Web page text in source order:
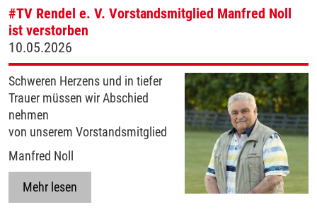
#TV Rendel e. V. Vorstandsmitglied Manfred Noll
ist verstorben
10.05.2026
Schweren Herzens und in tiefer
Trauer müssen wir Abschied
nehmen
von unserem Vorstandsmitglied
Manfred Noll
Mehr lesen